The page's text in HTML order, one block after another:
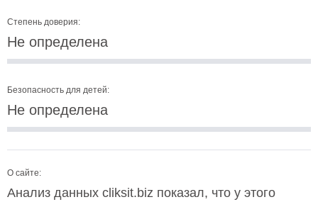
Степень доверия:
Не определена
Безопасность для детей:
Не определена
О сайте:
Анализ данных cliksit.biz показал, что у этого